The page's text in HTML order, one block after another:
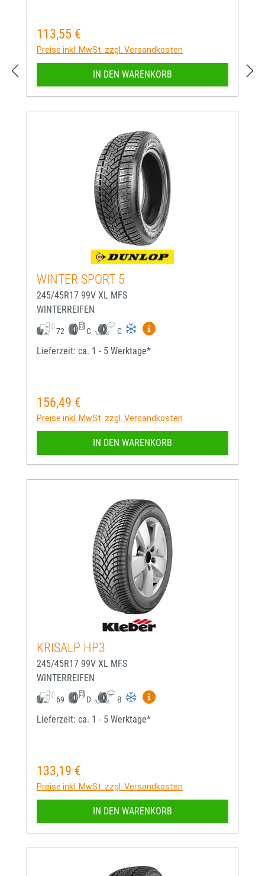
Regulärer Preis:
113,55 €
Preise inkl. MwSt. zzgl. Versandkosten
IN DEN WARENKORB
WINTER SPORT 5
245/45R17 99V XL MFS
WINTERREIFEN
72 C C
Mehr Informationen zum
Lieferzeit: ca. 1 - 5 Werktage*
Regulärer Preis:
156,49 €
Preise inkl. MwSt. zzgl. Versandkosten
IN DEN WARENKORB
KRISALP HP3
245/45R17 99V XL MFS
WINTERREIFEN
69 D B
Mehr Informationen zum
Lieferzeit: ca. 1 - 5 Werktage*
Regulärer Preis:
133,19 €
Preise inkl. MwSt. zzgl. Versandkosten
IN DEN WARENKORB